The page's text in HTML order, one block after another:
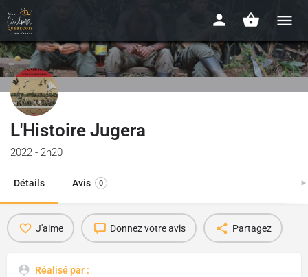
L'Histoire Jugera
2022 - 2h20
Détails Avis 0
J'aime Donnez votre avis Partagez
Réalisé par :